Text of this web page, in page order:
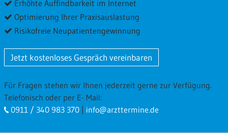
Erhöhte Auffindbarkeit im Internet
Optimierung Ihrer Praxisauslastung
Risikofreie Neupatientengewinnung
Jetzt kostenloses Gespräch vereinbaren
Für Fragen stehen wir Ihnen jederzeit gerne zur Verfügung.
Telefonisch oder per E- Mail:
0911 / 340 983 370 | info@arzttermine.de